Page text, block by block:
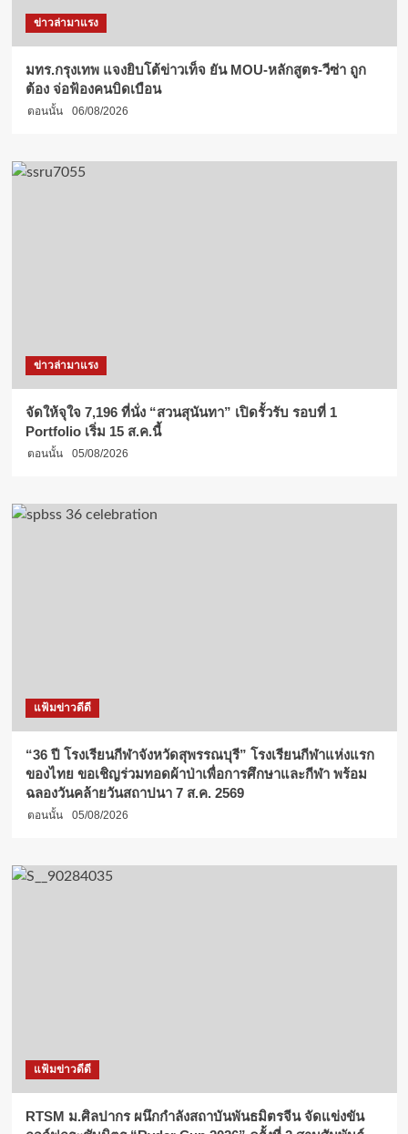
ข่าวล่ามาแรง
มทร.กรุงเทพ แจงยิบโต้ข่าวเท็จ ยัน MOU-หลักสูตร-วีซ่า ถูก
ต้อง จ่อฟ้องคนบิดเบือน
ตอนนั้น 06/08/2026
ข่าวล่ามาแรง
จัดให้จุใจ 7,196 ที่นั่ง “สวนสุนันทา” เปิดรั้วรับ รอบที่ 1
Portfolio เริ่ม 15 ส.ค.นี้
ตอนนั้น 05/08/2026
แฟ้มข่าวดีดี
“36 ปี โรงเรียนกีฬาจังหวัดสุพรรณบุรี” โรงเรียนกีฬาแห่งแรก
ของไทย ขอเชิญร่วมทอดผ้าป่าเพื่อการศึกษาและกีฬา พร้อม
ฉลองวันคล้ายวันสถาปนา 7 ส.ค. 2569
ตอนนั้น 05/08/2026
แฟ้มข่าวดีดี
RTSM ม.ศิลปากร ผนึกกำลังสถาบันพันธมิตรจีน จัดแข่งขัน